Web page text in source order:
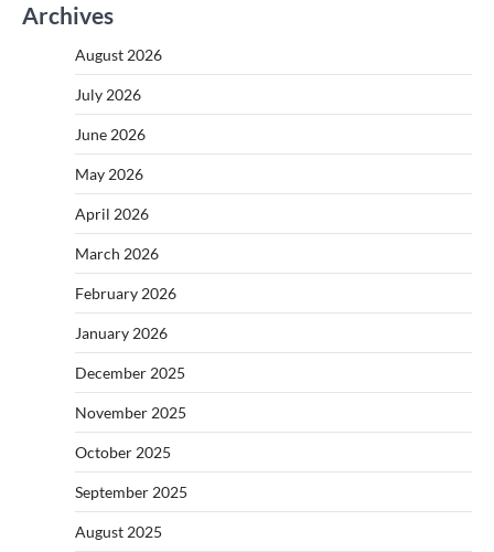
Archives
August 2026
July 2026
June 2026
May 2026
April 2026
March 2026
February 2026
January 2026
December 2025
November 2025
October 2025
September 2025
August 2025